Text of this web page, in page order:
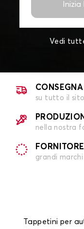
Vedi
su tutto il sito
nella nostra
grandi
Tappetini per